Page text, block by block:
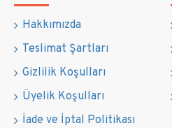
Hakkımızda
Teslimat Şartları
Gizlilik Koşulları
Üyelik Koşulları
İade ve İptal Politikası